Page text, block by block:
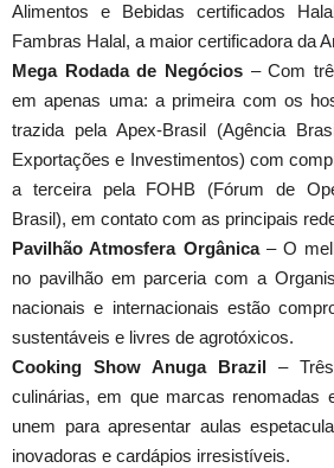
Alimentos e Bebidas certificados
Fambras Halal, a maior certificadora da
Mega Rodada de Negócios – Com
em apenas uma: a primeira com os
trazida pela Apex-Brasil (Agência
Exportações e Investimentos) com
a terceira pela FOHB (Fórum de
Brasil), em contato com as principais
Pavilhão Atmosfera Orgânica– O
no pavilhão em parceria com a
nacionais e internacionais estão
sustentáveis e livres de agrotóxicos.
Cooking Show Anuga Brazil –
culinárias, em que marcas renomadas
unem para apresentar aulas
inovadoras e cardápios irresistíveis.